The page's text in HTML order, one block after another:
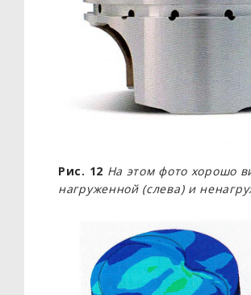
Рис. 12 На этом фото хорошо
нагруженной (слева) и